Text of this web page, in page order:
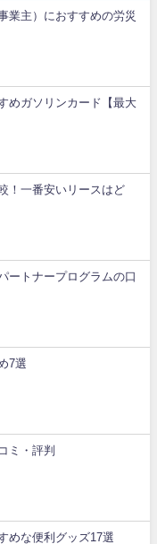
業主）におすすめの労災
めガソリンカード【最大
！一番安いリースはど
ートナープログラムの口
7選
ミ・評判
めな便利グッズ17選